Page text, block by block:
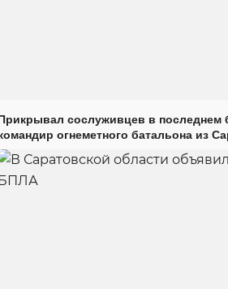
сослуживцев в последнем
огнеметного батальона из